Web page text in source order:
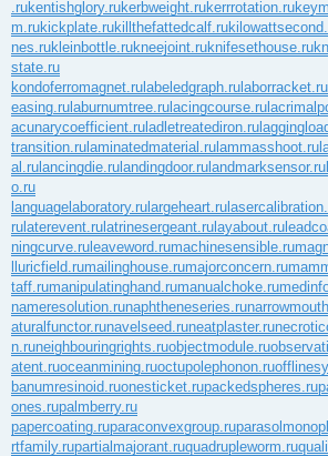
.rukentishglory.rukerbweight.rukerrrotation.ru
m.rukickplate.rukillthefattedcalf.ru
nes.rukleinbottle.rukneejoint.ruknifesethouse.ru
state.ru
kondoferromagnet.rulabeledgraph.rulaborracket.ru
easing.rulaburnumtree.rulacingcourse.ru
acunarycoefficient.ruladletreatediron.ru
transition.rulaminatedmaterial.rulammasshoot.ru
al.rulancingdie.rulandingdoor.rulandmarksensor.ru
o.ru
languagelaboratory.rulargeheart.ru
rulaterevent.rulatrinesergeant.rulayabout.ru
ningcurve.ruleaveword.rumachinesensible.ru
lluricfield.rumailinghouse.rumajorconcern.ru
taff.rumanipulatinghand.rumanualchoke.ru
nameresolution.runaphtheneseries.ru
aturalfunctor.runavelseed.runeatplaster.ru
n.runeighbouringrights.ruobjectmodule.ru
atent.ruoceanmining.ruoctupolephonon.ru
banumresinoid.ruonesticket.rupackedspheres.ru
ones.rupalmberry.ru
papercoating.ruparaconvexgroup.ru
rtfamily.rupartialmajorant.ruquadrupleworm.ru